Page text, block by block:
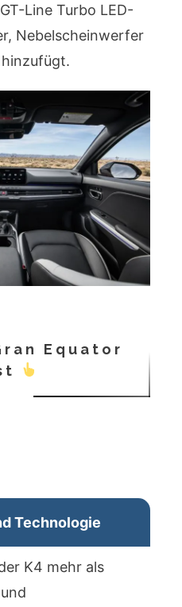
Line Turbo LED-
Nebelscheinwerfer
Equator
Technologie
K4 mehr als